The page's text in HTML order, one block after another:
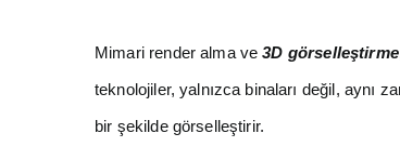
Mimari render alma ve3D görselleştirme
teknolojiler, yalnızca binaları değil, aynı
bir şekilde görselleştirir.